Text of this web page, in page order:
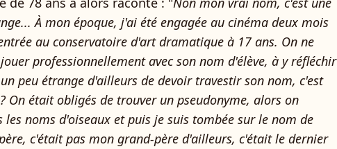
À mon époque, j'ai été engagée au cinéma deux mois
au conservatoire d'art dramatique à 17 ans. On ne
professionnellement avec son nom d'élève, à y réfléchir
peu étrange d'ailleurs de devoir travestir son nom, c'est
On était obligés de trouver un pseudonyme, alors on
les noms d'oiseaux et puis je suis tombée sur le nom de
c'était pas mon grand-père d'ailleurs, c'était le dernier